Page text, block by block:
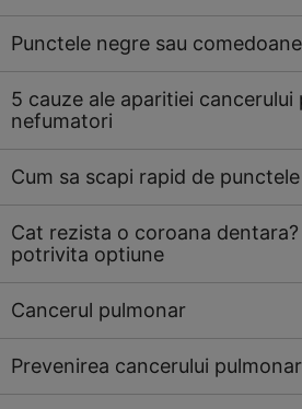
Punctele negre sau
5 cauze ale aparitiei cancerului
nefumatori
Cum sa scapi rapid de
Cat rezista o coroana
potrivita optiune
Cancerul pulmonar
Prevenirea cancerului